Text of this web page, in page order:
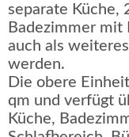
separate Küche,
Badezimmer mit
auch als
werden.
Die obere
qm und verfügt
Küche,